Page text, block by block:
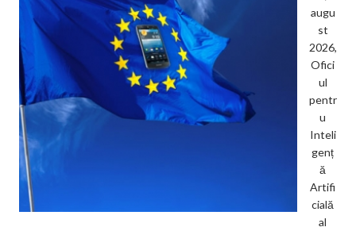
augu
st
2026,
Ofici
ul
pentr
u
Inteli
genț
ă
Artifi
cială
al